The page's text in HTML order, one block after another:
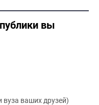
вы
ваших друзей)